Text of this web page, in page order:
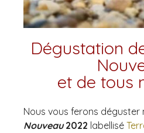
Dégustation
et de tous
Nous vous ferons déguster
Nouveau2022 labellisé